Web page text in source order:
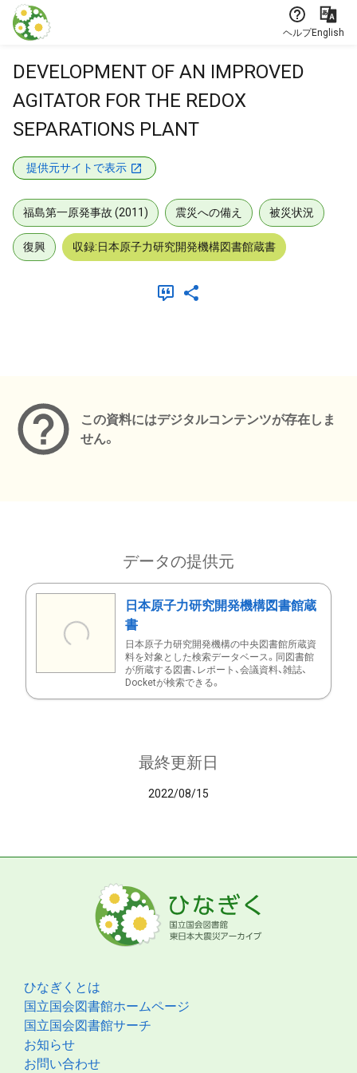
本文に飛ぶ
ヘルプEnglish
DEVELOPMENT OF AN IMPROVED
AGITATOR FOR THE REDOX
SEPARATIONS PLANT
提供元サイトで表示
福島第一原発事故 (2011) 震災への備え 被災状況
復興 収録:日本原子力研究開発機構図書館蔵書
この資料にはデジタルコンテンツが存在しま
せん。
データの提供元
日本原子力研究開発機構図書館蔵
書
日本原子力研究開発機構の中央図書館所蔵資
料を対象とした検索データベース。同図書館
が所蔵する図書、レポート、会議資料、雑誌、
Docketが検索できる。
最終更新日
2022/08/15
ひなぎくとは
国立国会図書館ホームページ
国立国会図書館サーチ
お知らせ
お問い合わせ